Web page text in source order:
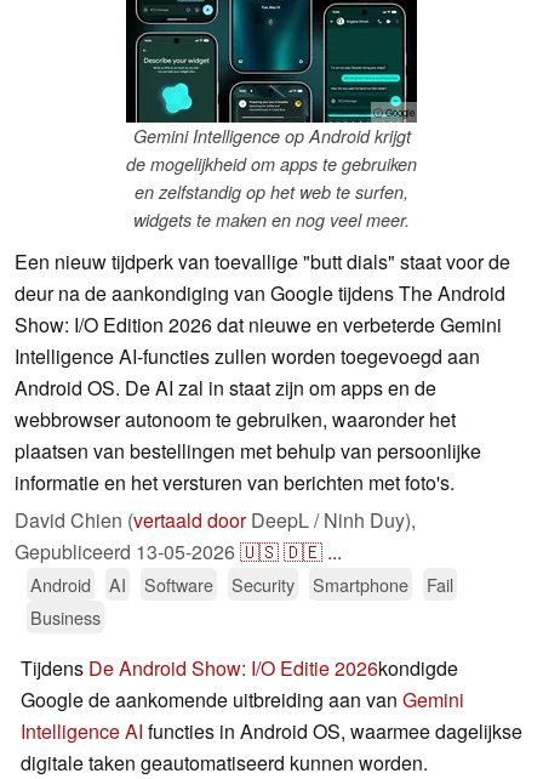
ⓘ Google
Gemini Intelligence op Android krijgt
de mogelijkheid om apps te gebruiken
en zelfstandig op het web te surfen,
widgets te maken en nog veel meer.
Een nieuw tijdperk van toevallige "butt dials" staat voor de
deur na de aankondiging van Google tijdens The Android
Show: I/O Edition 2026 dat nieuwe en verbeterde Gemini
Intelligence AI-functies zullen worden toegevoegd aan
Android OS. De AI zal in staat zijn om apps en de
webbrowser autonoom te gebruiken, waaronder het
plaatsen van bestellingen met behulp van persoonlijke
informatie en het versturen van berichten met foto's.
David Chien (vertaald doorDeepL / Ninh Duy),
Gepubliceerd 13-05-2026🇺🇸🇩🇪 ...
Android AI Software Security Smartphone
Fail
Business
Tijdens De Android Show: I/O Editie 2026kondigde
Google de aankomende uitbreiding aan van Gemini
Intelligence AI functies in Android OS, waarmee dagelijkse
digitale taken geautomatiseerd kunnen worden.